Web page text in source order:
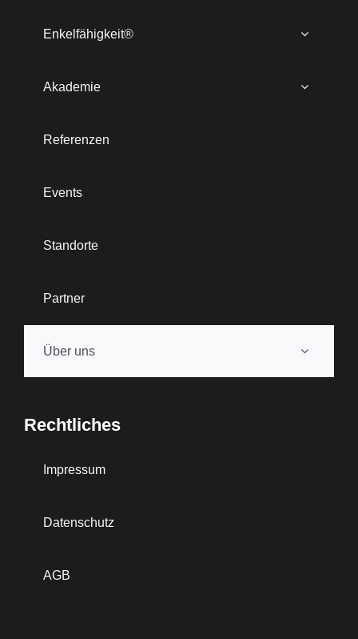
Enkelfähigkeit®
Akademie
Referenzen
Events
Standorte
Partner
Über uns
Rechtliches
Impressum
Datenschutz
AGB